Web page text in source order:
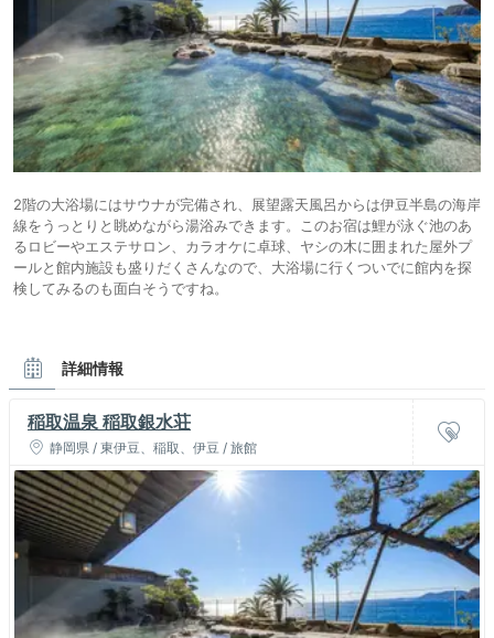
2階の大浴場にはサウナが完備され、展望露天風呂からは伊豆半島の海岸
線をうっとりと眺めながら湯浴みできます。このお宿は鯉が泳ぐ池のあ
るロビーやエステサロン、カラオケに卓球、ヤシの木に囲まれた屋外プ
ールと館内施設も盛りだくさんなので、大浴場に行くついでに館内を探
検してみるのも面白そうですね。
詳細情報
稲取温泉 稲取銀水荘
静岡県 / 東伊豆、稲取、伊豆 / 旅館